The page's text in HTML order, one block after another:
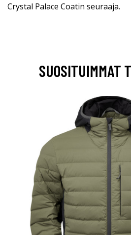
Crystal Palace Coatin seuraaja.
SUOSITUIMMAT